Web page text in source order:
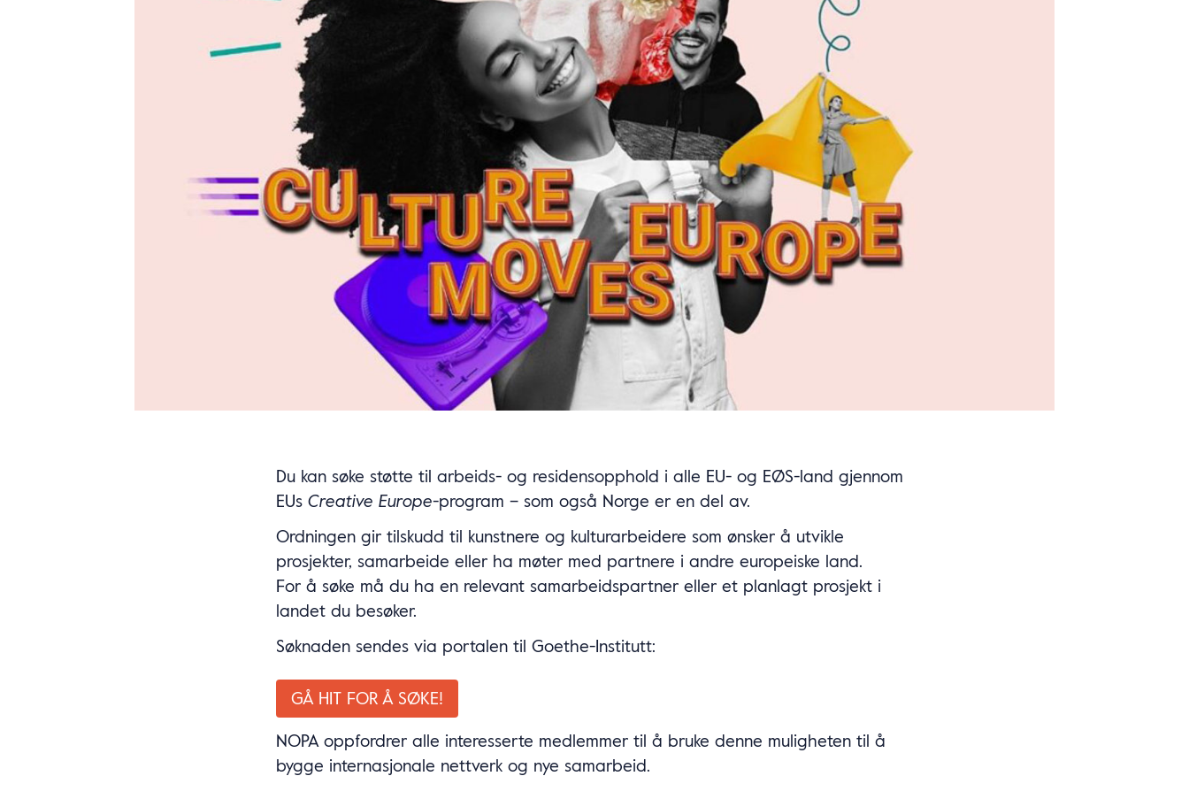
Du kan søke støtte til arbeids- og residensopphold i alle EU- og EØS-land gjennom
EUs Creative Europe-program – som også Norge er en del av.
Ordningen gir tilskudd til kunstnere og kulturarbeidere som ønsker å utvikle
prosjekter, samarbeide eller ha møter med partnere i andre europeiske land.
For å søke må du ha en relevant samarbeidspartner eller et planlagt prosjekt i
landet du besøker.
Søknaden sendes via portalen til Goethe-Institutt:
GÅ HIT FOR Å SØKE!
NOPA oppfordrer alle interesserte medlemmer til å bruke denne muligheten til å
bygge internasjonale nettverk og nye samarbeid.